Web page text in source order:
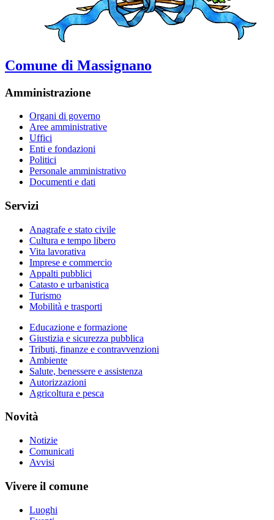
Comune di Massignano
Amministrazione
Organi di governo
Aree amministrative
Uffici
Enti e fondazioni
Politici
Personale amministrativo
Documenti e dati
Servizi
Anagrafe e stato civile
Cultura e tempo libero
Vita lavorativa
Imprese e commercio
Appalti pubblici
Catasto e urbanistica
Turismo
Mobilità e trasporti
Educazione e formazione
Giustizia e sicurezza pubblica
Tributi, finanze e contravvenzioni
Ambiente
Salute, benessere e assistenza
Autorizzazioni
Agricoltura e pesca
Novità
Notizie
Comunicati
Avvisi
Vivere il comune
Luoghi